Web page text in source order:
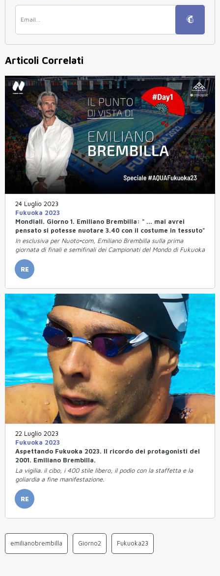
Articoli Correlati
24 Luglio 2023
Fukuoka 2023
Mondiali. Giorno 1. Emiliano Brembilla: " ... mai avrei
pensato si potesse nuotare 3.40 con il costume in tessuto"
In esclusiva per Nuoto•com, Emiliano Brembilla sulla prima
giornata di finali e semifinali dei Campionati del Mondo di Fukuoka
RE
22 Luglio 2023
Fukuoka 2023
Aspettando Fukuoka 2023. Il ricordo dei protagonisti del
2001. Emiliano Brembilla.
La vigilia. il cibo, i 400 stile libero, il podio con la staffetta e la
goliardia a fine manifestazione.
RE
emilianobrembilla Giorno2 Fukuoka23